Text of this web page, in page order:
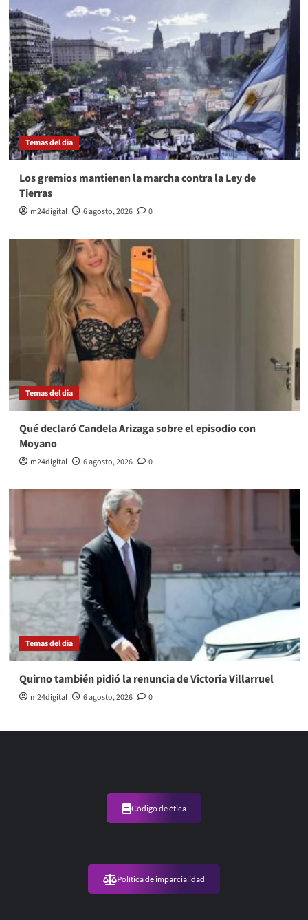
Temas del dia
Los gremios mantienen la marcha contra la Ley de
Tierras
m24digital 6 agosto, 2026 0
Temas del dia
Qué declaró Candela Arizaga sobre el episodio con
Moyano
m24digital 6 agosto, 2026 0
Temas del dia
Quirno también pidió la renuncia de Victoria Villarruel
m24digital 6 agosto, 2026 0
Código de ética
Política de imparcialidad